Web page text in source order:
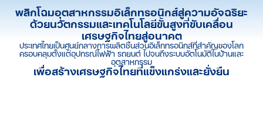
พลิกโฉมอุตสาหกรรมอิเล็กทรอนิกส์สู่ความอัจฉริยะ
ด้วยนวัตกรรมและเทคโนโลยีขั้นสูงที่ขับเคลื่อน
เศรษฐกิจไทยสู่อนาคต
ประเทศไทยเป็นศูนย์กลางการผลิตชิ้นส่วนอิเล็กทรอนิกส์ที่สำคัญของโลก
ครอบคลุมตั้งแต่อุปกรณ์ไฟฟ้า รถยนต์ ไปจนถึงระบบอัตโนมัติในบ้านและ
อุตสาหกรรม
เพื่อสร้างเศรษฐกิจไทยที่แข็งแกร่งและยั่งยืน